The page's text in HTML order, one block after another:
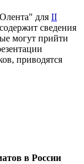
для II
сведения
могут прийти
приводятся
в России